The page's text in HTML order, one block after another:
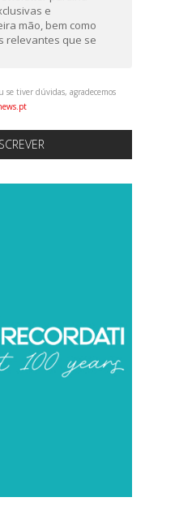
e
mão, bem como
relevantes que se
se tiver dúvidas, agradecemos